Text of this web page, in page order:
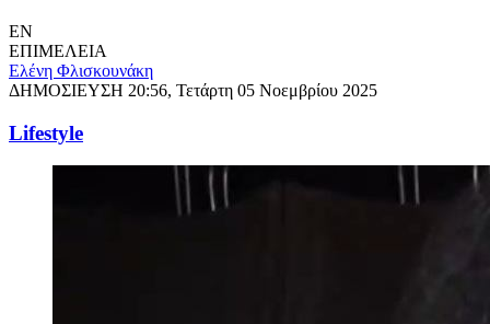
EN
ΕΠΙΜΕΛΕΙΑ
Ελένη Φλισκουνάκη
ΔΗΜΟΣΙΕΥΣΗ 20:56, Τετάρτη 05 Νοεμβρίου 2025
Lifestyle